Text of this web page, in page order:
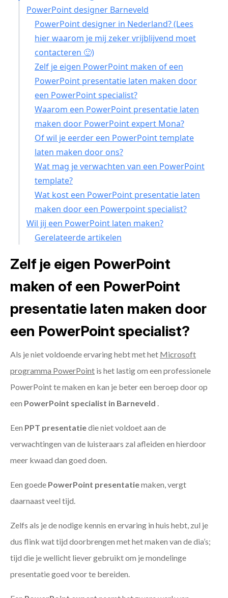
PowerPoint designer Barneveld
PowerPoint designer in Nederland? (Lees
hier waarom je mij zeker vrijblijvend moet
contacteren 🙂)
Zelf je eigen PowerPoint maken of een
PowerPoint presentatie laten maken door
een PowerPoint specialist?
Waarom een PowerPoint presentatie laten
maken door PowerPoint expert Mona?
Of wil je eerder een PowerPoint template
laten maken door ons?
Wat mag je verwachten van een PowerPoint
template?
Wat kost een PowerPoint presentatie laten
maken door een Powerpoint specialist?
Wil jij een PowerPoint laten maken?
Gerelateerde artikelen
Zelf je eigen PowerPoint
maken of een PowerPoint
presentatie laten maken door
een PowerPoint specialist?
Als je niet voldoende ervaring hebt met het Microsoft
programma PowerPoint is het lastig om een professionele
PowerPoint te maken en kan je beter een beroep door op
een PowerPoint specialist in Barneveld .
Een PPT presentatiedie niet voldoet aan de
verwachtingen van de luisteraars zal afleiden en hierdoor
meer kwaad dan goed doen.
Een goede PowerPoint presentatiemaken, vergt
daarnaast veel tijd.
Zelfs als je de nodige kennis en ervaring in huis hebt, zul je
dus flink wat tijd doorbrengen met het maken van de dia’s;
tijd die je wellicht liever gebruikt om je mondelinge
presentatie goed voor te bereiden.